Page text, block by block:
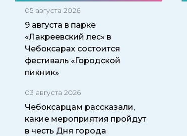
05 августа 2026
9 августа в парке
«Лакреевский лес» в
Чебоксарах состоится
фестиваль «Городской
пикник»
03 августа 2026
Чебоксарцам рассказали,
какие мероприятия пройдут
в честь Дня города